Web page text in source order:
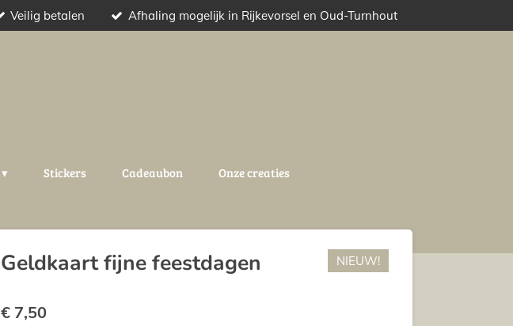
Veilig betalen Afhaling mogelijk in Rijkevorsel en Oud-Turnhout
Stickers Cadeaubon
Onze creaties
Geldkaart fijne feestdagen NIEUW!
€ 7,50